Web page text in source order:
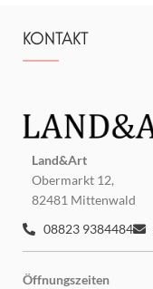
KONTAKT
Land&Art
Obermarkt 12,
82481 Mittenwald
08823 9384484
Öffnungszeiten